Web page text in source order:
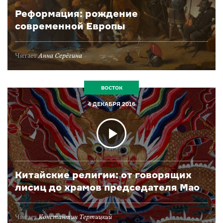
Реформация: рождение
современной Европы
ЧитаетАнна Серёгина
ВОСТОК
4 ДЕКАБРЯ 2016
Китайские религии: от говорящих
лисиц до храмов председателя Мао
ЧитаетКонстантин Тертицкий